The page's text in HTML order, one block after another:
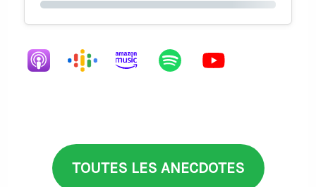
TOUTES LES ANECDOTES